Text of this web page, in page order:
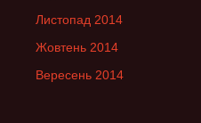
Листопад 2014
Жовтень 2014
Вересень 2014